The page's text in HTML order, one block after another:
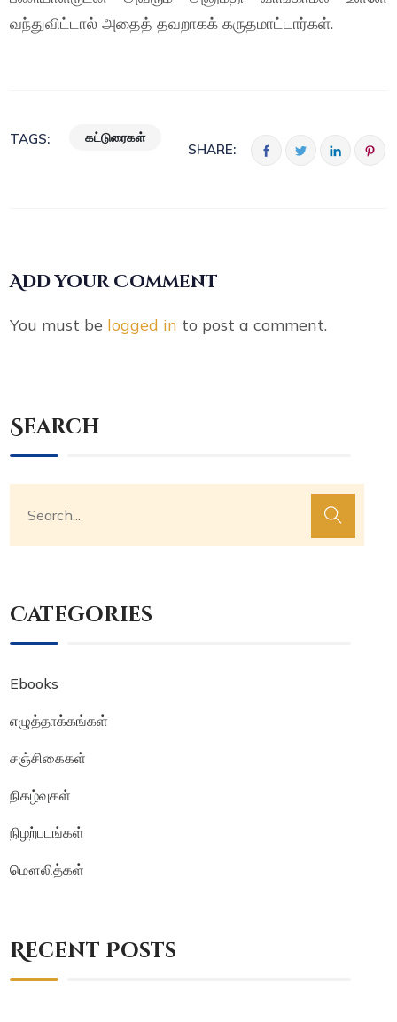
வந்துவிட்டால் அதைத் தவறாகக் கருதமாட்டார்கள்.
TAGS: கட்டுரைகள்
SHARE:
Add your Comment
You must be logged in to post a comment.
Search
Categories
Ebooks
எழுத்தாக்கங்கள்
சஞ்சிகைகள்
நிகழ்வுகள்
நிழற்படங்கள்
மௌலித்கள்
Recent Posts